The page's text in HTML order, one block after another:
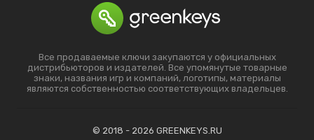
Все продаваемые ключи закупаются у официальных
дистрибьюторов и издателей. Все упомянутые товарные
знаки, названия игр и компаний, логотипы, материалы
являются собственностью соответствующих владельцев.
© 2018 - 2026 GREENKEYS.RU